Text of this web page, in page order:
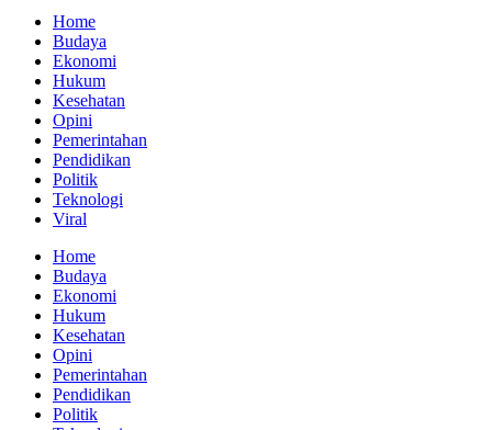
Home
Budaya
Ekonomi
Hukum
Kesehatan
Opini
Pemerintahan
Pendidikan
Politik
Teknologi
Viral
Home
Budaya
Ekonomi
Hukum
Kesehatan
Opini
Pemerintahan
Pendidikan
Politik